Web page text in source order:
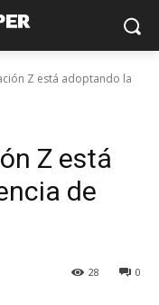
Z está adoptando la
Z está
de
0
28